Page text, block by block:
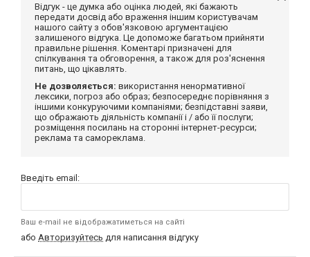
Відгук - це думка або оцінка людей, які бажають
передати досвід або враження іншим користувачам
нашого сайту з обов'язковою аргументацією
залишеного відгука. Це допоможе багатьом прийняти
правильне рішення. Коментарі призначені для
спілкування та обговорення, а також для роз'яснення
питань, що цікавлять.
Не дозволяється: використання ненормативної
лексики, погроз або образ; безпосереднє порівняння з
іншими конкуруючими компаніями; безпідставні заяви,
що ображають діяльність компанії і / або її послуги;
розміщення посилань на сторонні інтернет-ресурси;
реклама та самореклама.
Введіть email:
Ваш e-mail не відображатиметься на сайті
або Авторизуйтесь для написання відгуку